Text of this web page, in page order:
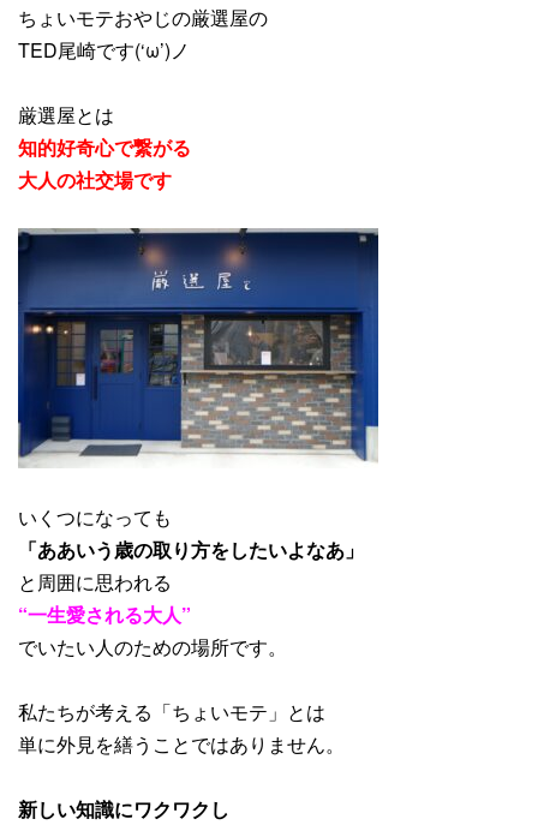
ちょいモテおやじの厳選屋の
TED尾崎です(‘ω’)ノ
厳選屋とは
知的好奇心で繋がる
大人の社交場です
いくつになっても
「ああいう歳の取り方をしたいよなあ」
と周囲に思われる
“一生愛される大人”
でいたい人のための場所です。
私たちが考える「ちょいモテ」とは
単に外見を繕うことではありません。
新しい知識にワクワクし